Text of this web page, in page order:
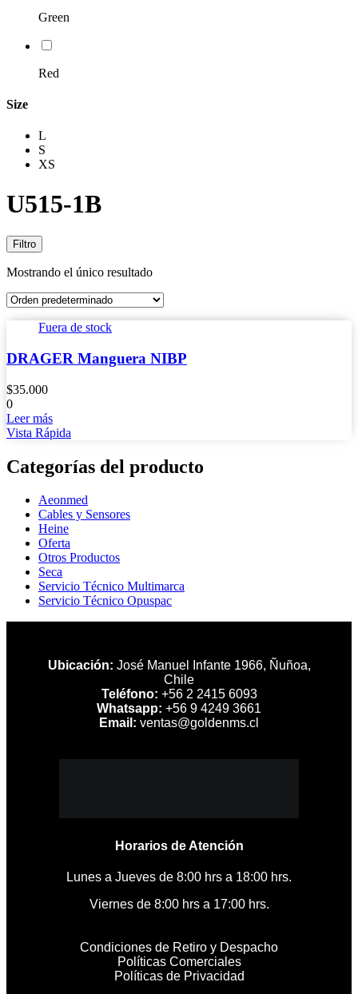
Green
Red
Size
L
S
XS
U515-1B
Filtro
Mostrando el único resultado
Fuera de stock
DRAGER Manguera NIBP
$35.000
0
Leer más
Vista Rápida
Categorías del producto
Aeonmed
Cables y Sensores
Heine
Oferta
Otros Productos
Seca
Servicio Técnico Multimarca
Servicio Técnico Opuspac
Ubicación: José Manuel Infante 1966, Ñuñoa,
Chile
Teléfono: +56 2 2415 6093
Whatsapp: +56 9 4249 3661
Email: ventas@goldenms.cl
Horarios de Atención
Lunes a Jueves de 8:00 hrs a 18:00 hrs.
Viernes de 8:00 hrs a 17:00 hrs.
Condiciones de Retiro y Despacho
Políticas Comerciales
Políticas de Privacidad